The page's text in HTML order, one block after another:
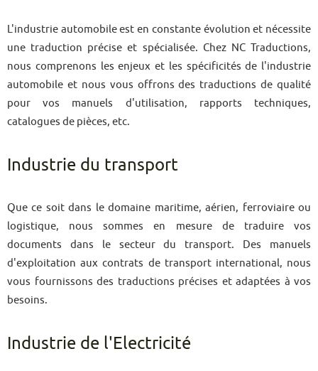
L'industrie automobile est en constante évolution et nécessite
une traduction précise et spécialisée. Chez NC Traductions,
nous comprenons les enjeux et les spécificités de l'industrie
automobile et nous vous offrons des traductions de qualité
pour vos manuels d'utilisation, rapports techniques,
catalogues de pièces, etc.
Industrie du transport
Que ce soit dans le domaine maritime, aérien, ferroviaire ou
logistique, nous sommes en mesure de traduire vos
documents dans le secteur du transport. Des manuels
d'exploitation aux contrats de transport international, nous
vous fournissons des traductions précises et adaptées à vos
besoins.
Industrie de l'Electricité